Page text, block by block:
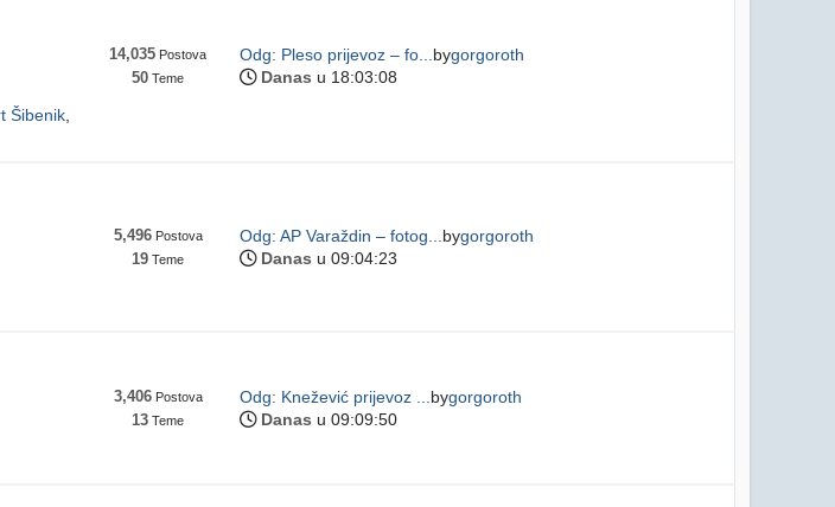
Šibenik
14,035 Postova
50 Teme
Odg: Pleso prijevoz – fo... bygorgoroth
Danas u 18:03:08
5,496Postova
19 Teme
Odg: AP Varaždin – fotog... bygorgoroth
Danas u 09:04:23
3,406Postova
13 Teme
Odg: Knežević prijevoz ... bygorgoroth
Danas u 09:09:50